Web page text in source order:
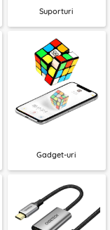
Suporturi
Gadget-uri